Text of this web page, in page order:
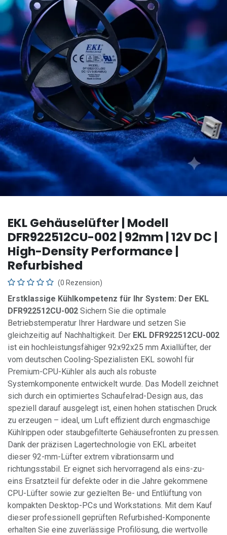
EKL Gehäuselüfter | Modell
DFR922512CU-002 | 92mm | 12V DC |
High-Density Performance |
Refurbished
(0 Rezension)
Erstklassige Kühlkompetenz für Ihr System: Der EKL
DFR922512CU-002 Sichern Sie die optimale
Betriebstemperatur Ihrer Hardware und setzen Sie
gleichzeitig auf Nachhaltigkeit. Der EKL DFR922512CU-002
ist ein hochleistungsfähiger 92x92x25 mm Axiallüfter, der
vom deutschen Cooling-Spezialisten EKL sowohl für
Premium-CPU-Kühler als auch als robuste
Systemkomponente entwickelt wurde. Das Modell zeichnet
sich durch ein optimiertes Schaufelrad-Design aus, das
speziell darauf ausgelegt ist, einen hohen statischen Druck
zu erzeugen – ideal, um Luft effizient durch engmaschige
Kühlrippen oder staubgefilterte Gehäusefronten zu pressen.
Dank der präzisen Lagertechnologie von EKL arbeitet
dieser 92-mm-Lüfter extrem vibrationsarm und
richtungsstabil. Er eignet sich hervorragend als eins-zu-
eins Ersatzteil für defekte oder in die Jahre gekommene
CPU-Lüfter sowie zur gezielten Be- und Entlüftung von
kompakten Desktop-PCs und Workstations. Mit dem Kauf
dieser professionell geprüften Refurbished-Komponente
erhalten Sie eine zuverlässige Profilösung, die wertvolle